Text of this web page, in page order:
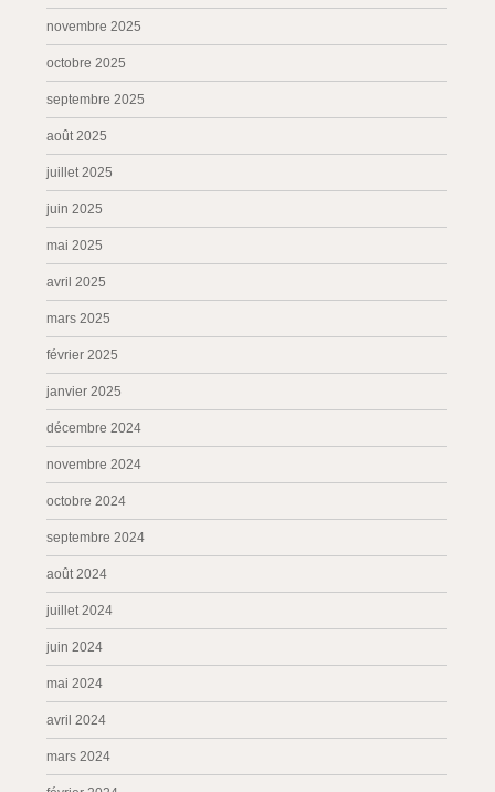
novembre 2025
octobre 2025
septembre 2025
août 2025
juillet 2025
juin 2025
mai 2025
avril 2025
mars 2025
février 2025
janvier 2025
décembre 2024
novembre 2024
octobre 2024
septembre 2024
août 2024
juillet 2024
juin 2024
mai 2024
avril 2024
mars 2024